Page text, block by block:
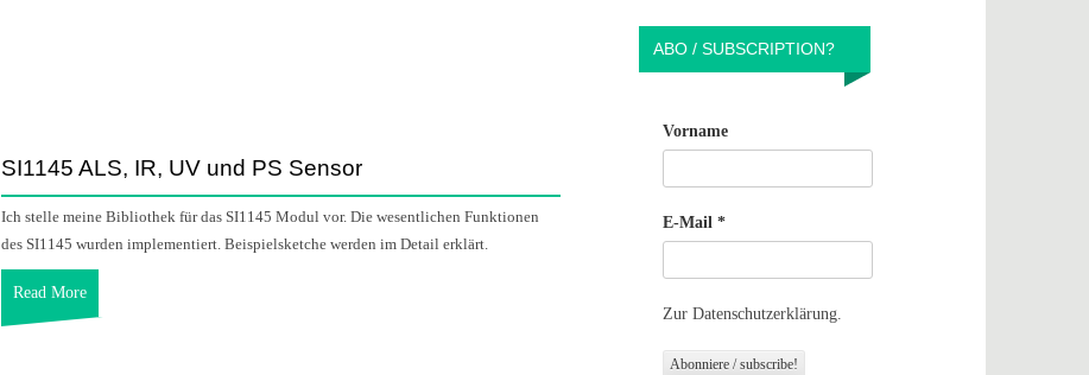
SI1145 ALS, IR, UV und PS Sensor
Ich stelle meine Bibliothek für das SI1145 Modul vor. Die wesentlichen Funktionen
des SI1145 wurden implementiert. Beispielsketche werden im Detail erklärt.
Read More
ABO / SUBSCRIPTION?
Vorname
E-Mail *
Zur Datenschutzerklärung.